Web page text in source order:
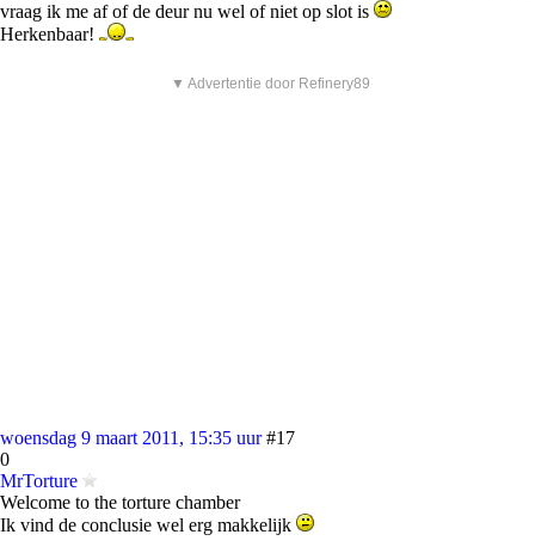
vraag ik me af of de deur nu wel of niet op slot is
Herkenbaar!
▼ Advertentie door Refinery89
woensdag 9 maart 2011, 15:35 uur #17
0
MrTorture
Welcome to the torture chamber
Ik vind de conclusie wel erg makkelijk